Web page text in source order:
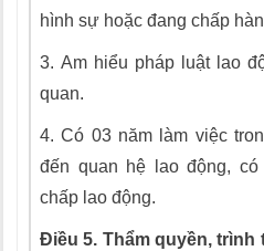
hình sự hoặc đang chấp
3. Am hiểu pháp luật lao
quan.
4.Có 03 năm làm việc
đến quan hệ lao động,
chấp lao động.
Điều 5. Thẩm quyền,